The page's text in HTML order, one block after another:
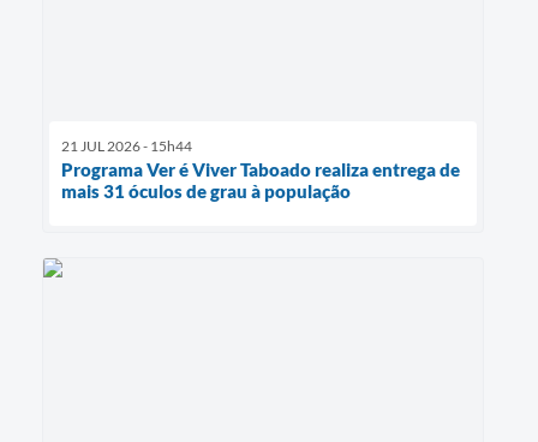
21 JUL 2026 - 15h44
Programa Ver é Viver Taboado realiza entrega de
mais 31 óculos de grau à população